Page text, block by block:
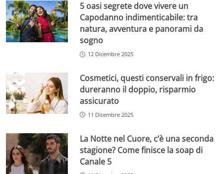
5 oasi segrete dove vivere un
Capodanno indimenticabile: tra
natura, avventura e panorami da
sogno
12 Dicembre 2025
Cosmetici, questi conservali in frigo:
dureranno il doppio, risparmio
assicurato
11 Dicembre 2025
La Notte nel Cuore, c’è una seconda
stagione? Come finisce la soap di
Canale 5